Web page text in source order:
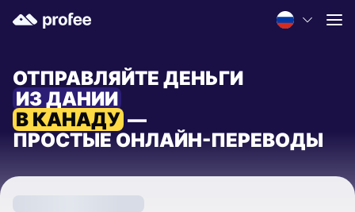
ОТПРАВЛЯЙТЕ ДЕНЬГИ
ИЗ ДАНИИ
В КАНАДУ —
ПРОСТЫЕ ОНЛАЙН-ПЕРЕВОДЫ